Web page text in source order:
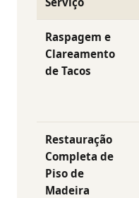
Raspagem e
Clareamento
de Tacos
Restauração
Completa de
Piso de
Madeira